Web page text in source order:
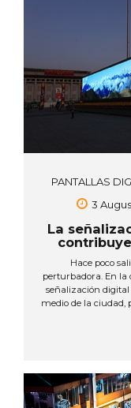
PANTALLAS
3
La
Hace poco
perturbadora. En la
señalización digital
medio de la ciudad,
de aire limpio, en
cotidianidad, con